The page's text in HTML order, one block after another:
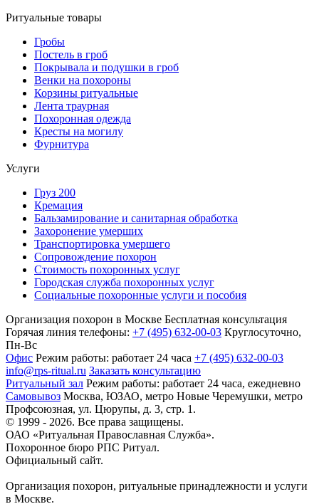
Ритуальные товары
Гробы
Постель в гроб
Покрывала и подушки в гроб
Венки на похороны
Корзины ритуальные
Лента траурная
Похоронная одежда
Кресты на могилу
Фурнитура
Услуги
Груз 200
Кремация
Бальзамирование и санитарная обработка
Захоронение умерших
Транспортировка умершего
Сопровождение похорон
Стоимость похоронных услуг
Городская служба похоронных услуг
Социальные похоронные услуги и пособия
Организация похорон в Москве Бесплатная консультация
Горячая линия телефоны: +7 (495) 632-00-03 Круглосуточно,
Пн-Вс
Офис Режим работы: работает 24 часа +7 (495) 632-00-03
info@rps-ritual.ru Заказать консультацию
Ритуальный зал Режим работы: работает 24 часа, ежедневно
Самовывоз Москва, ЮЗАО, метро Новые Черемушки, метро
Профсоюзная, ул. Цюрупы, д. 3, стр. 1.
© 1999 - 2026. Все права защищены.
ОАО «Ритуальная Православная Служба».
Похоронное бюро РПС Ритуал.
Официальный сайт.
Организация похорон, ритуальные принадлежности и услуги
в Москве.